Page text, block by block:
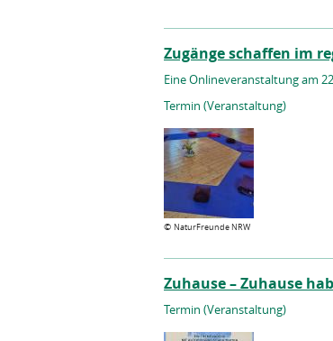
Zugänge schaffen im
Eine Onlineveranstaltung am
Termin (Veranstaltung)
© NaturFreunde NRW
Zuhause – Zuhause
Termin (Veranstaltung)